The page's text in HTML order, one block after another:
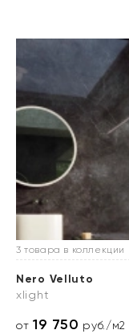
3 товара в коллекции
Nero Velluto
xlight
от19 750 руб./м2